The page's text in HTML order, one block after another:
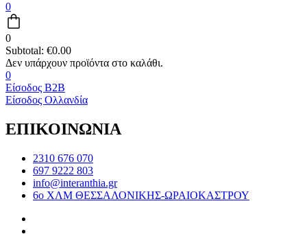
0
0
Subtotal: €0.00
0
Είσοδος B2B
Είσοδος Ολλανδία
ΕΠΙΚΟΙΝΩΝΙΑ
2310 676 070
697 9222 803
info@interanthia.gr
6ο ΧΛΜ ΘΕΣΣΑΛΟΝΙΚΗΣ-ΩΡΑΙΟΚΑΣΤΡΟΥ